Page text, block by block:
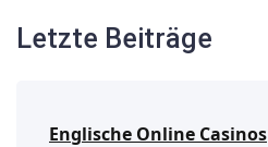
Letzte Beiträge
Englische Online Casinos